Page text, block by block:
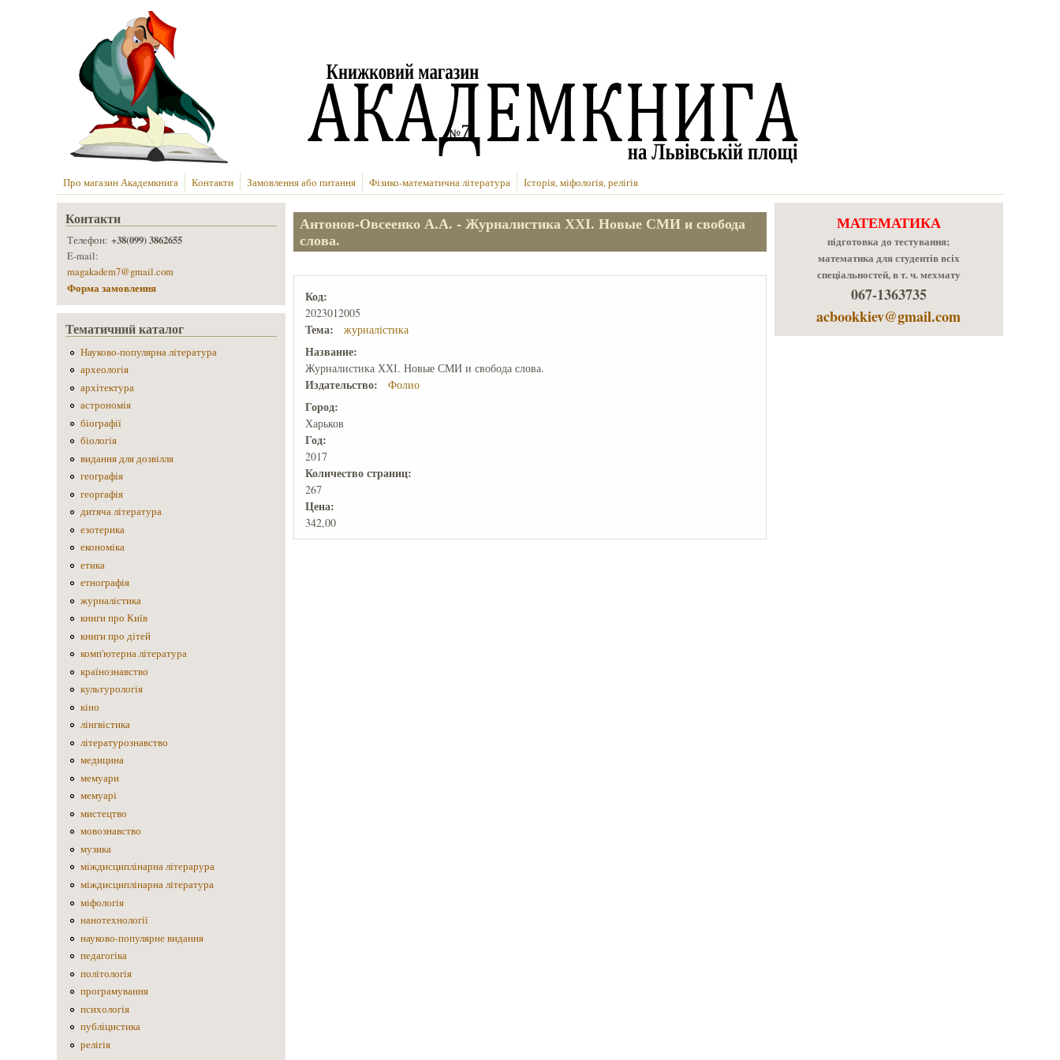
Про магазин Академкнига Контакти Замовлення або питання Фізико-математична література Історія, міфологія, релігія
Антонов-Овсеенко А.А. - Журналистика ХХІ. Новые СМИ и свобода
слова.
Код:
2023012005
Тема: журналістика
Название:
Журналистика ХХІ. Новые СМИ и свобода слова.
Издательство: Фолио
Город:
Харьков
Год:
2017
Количеcтво страниц:
267
Цена:
342,00
Контакти
Телефон:+38(099) 3862655
E-mail:
magakadem7@gmail.com
Форма замовлення
Тематичний каталог
Науково-популярна література
археологія
архітектура
астрономія
біографії
біологія
видання для дозвілля
географія
георгафія
дитяча література
езотерика
економіка
етика
етнографія
журналістика
книги про Київ
книги про дітей
комп'ютерна література
країнознавство
культурологія
кіно
лінгвістика
літературознавство
медицина
мемуари
мемуарі
мистецтво
мовознавство
музика
міждисциплінарна літерарура
міждисциплінарна література
міфологія
нанотехнології
науково-популярне видання
педагогіка
політологія
програмування
психологія
публіцистика
релігія
МАТЕМАТИКА
підготовка до тестування;
математика для студентів всіх
спеціальностей, в т. ч. мехмату
067-1363735
acbookkiev@gmail.com